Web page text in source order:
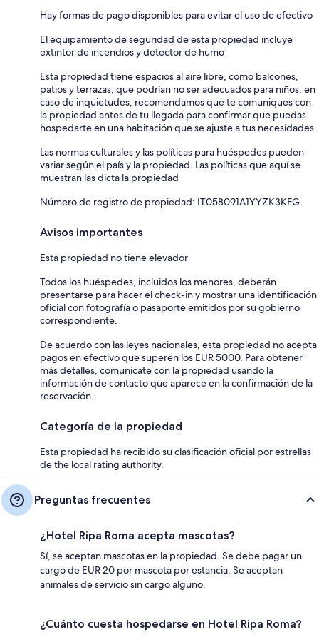
Hay formas de pago disponibles para evitar el uso de efectivo
El equipamiento de seguridad de esta propiedad incluye
extintor de incendios y detector de humo
Esta propiedad tiene espacios al aire libre, como balcones,
patios y terrazas, que podrían no ser adecuados para niños; en
caso de inquietudes, recomendamos que te comuniques con
la propiedad antes de tu llegada para confirmar que puedas
hospedarte en una habitación que se ajuste a tus necesidades.
Las normas culturales y las políticas para huéspedes pueden
variar según el país y la propiedad. Las políticas que aquí se
muestran las dicta la propiedad
Número de registro de propiedad: IT058091A1YYZK3KFG
Avisos importantes
Esta propiedad no tiene elevador
Todos los huéspedes, incluidos los menores, deberán
presentarse para hacer el check-in y mostrar una identificación
oficial con fotografía o pasaporte emitidos por su gobierno
correspondiente.
De acuerdo con las leyes nacionales, esta propiedad no acepta
pagos en efectivo que superen los EUR 5000. Para obtener
más detalles, comunícate con la propiedad usando la
información de contacto que aparece en la confirmación de la
reservación.
Categoría de la propiedad
Esta propiedad ha recibido su clasificación oficial por estrellas
de the local rating authority.
Preguntas frecuentes
¿Hotel Ripa Roma acepta mascotas?
Sí, se aceptan mascotas en la propiedad. Se debe pagar un
cargo de EUR 20 por mascota por estancia. Se aceptan
animales de servicio sin cargo alguno.
¿Cuánto cuesta hospedarse en Hotel Ripa Roma?